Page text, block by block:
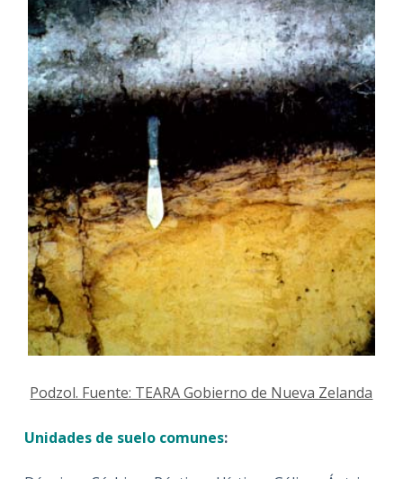
Podzol. Fuente: TEARA Gobierno de Nueva Zelanda
Unidades de suelo comunes: